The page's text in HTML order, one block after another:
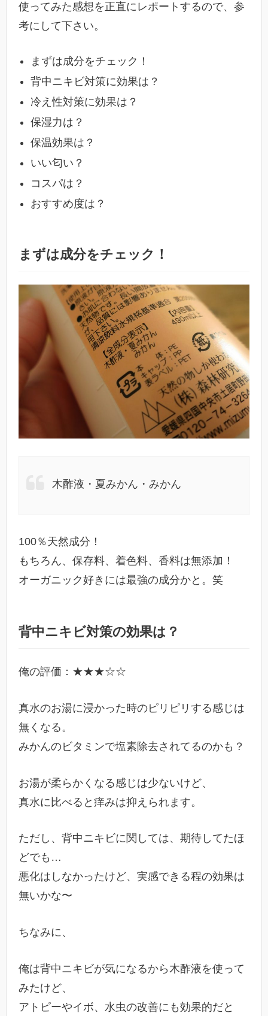
使ってみた感想を正直にレポートするので、参
考にして下さい。
まずは成分をチェック！
背中ニキビ対策に効果は？
冷え性対策に効果は？
保湿力は？
保温効果は？
いい匂い？
コスパは？
おすすめ度は？
まずは成分をチェック！
木酢液・夏みかん・みかん
100％天然成分！
もちろん、保存料、着色料、香料は無添加！
オーガニック好きには最強の成分かと。笑
背中ニキビ対策の効果は？
俺の評価：★★★☆☆
真水のお湯に浸かった時のピリピリする感じは
無くなる。
みかんのビタミンで塩素除去されてるのかも？
お湯が柔らかくなる感じは少ないけど、
真水に比べると痒みは抑えられます。
ただし、背中ニキビに関しては、期待してたほ
どでも…
悪化はしなかったけど、実感できる程の効果は
無いかな〜
ちなみに、
俺は背中ニキビが気になるから木酢液を使って
みたけど、
アトピーやイボ、水虫の改善にも効果的だと